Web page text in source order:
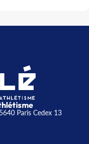
Paris Cedex 13